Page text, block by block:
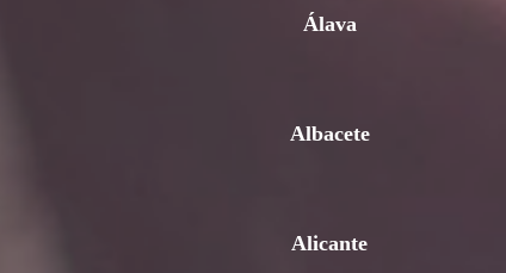
Álava
Albacete
Alicante